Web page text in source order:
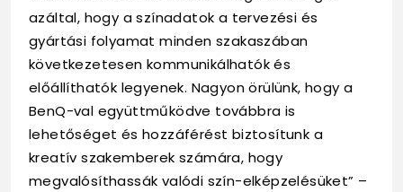
azáltal, hogy a színadatok a tervezési és
gyártási folyamat minden szakaszában
következetesen kommunikálhatók és
előállíthatók legyenek. Nagyon örülünk, hogy a
BenQ-val együttműködve továbbra is
lehetőséget és hozzáférést biztosítunk a
kreatív szakemberek számára, hogy
megvalósíthassák valódi szín-elképzelésüket” –